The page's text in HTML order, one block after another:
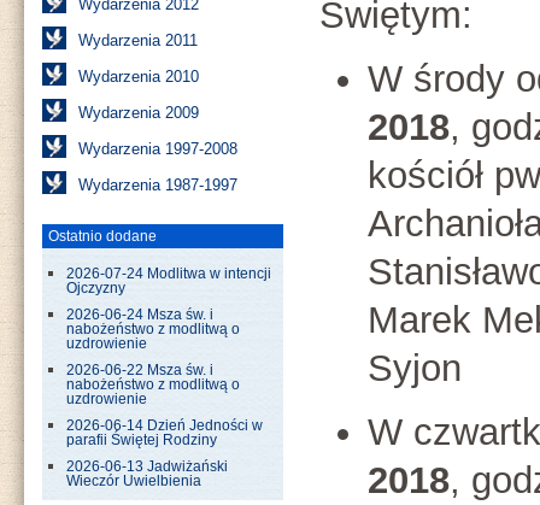
Wydarzenia 2012
Wydarzenia 2011
Wydarzenia 2010
Wydarzenia 2009
Wydarzenia 1997-2008
Wydarzenia 1987-1997
Ostatnio dodane
2026-07-24 Modlitwa w intencji
Ojczyzny
2026-06-24 Msza św. i
nabożeństwo z modlitwą o
uzdrowienie
2026-06-22 Msza św. i
nabożeństwo z modlitwą o
uzdrowienie
2026-06-14 Dzień Jedności w
parafii Świętej Rodziny
2026-06-13 Jadwiżański
Wieczór Uwielbienia
Świętym:
W środy
2018,
kościół
Marek
Syjon
W
2018,